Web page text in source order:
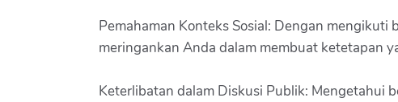
Pemahaman Konteks Sosial: Dengan
meringankan Anda dalam membuat ketetapan
Keterlibatan dalam Diskusi Publik: Mengetahui